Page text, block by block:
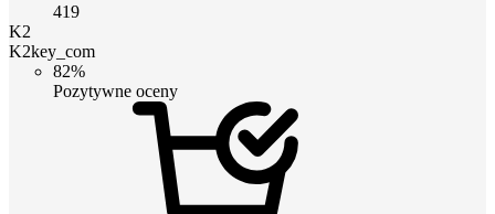
419
K2
K2key_com
82%
Pozytywne oceny